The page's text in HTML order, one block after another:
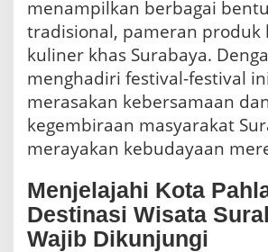
menampilkan berbagai
tradisional, pameran produk
kuliner khas Surabaya.
menghadiri festival-festival
merasakan kebersamaan
kegembiraan masyarakat
merayakan kebudayaan
Menjelajahi Kota
Destinasi Wisata
Wajib Dikunjungi